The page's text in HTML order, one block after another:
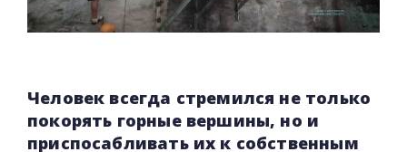
Человек всегда стремился не только
покорять горные вершины, но и
приспосабливать их к собственным